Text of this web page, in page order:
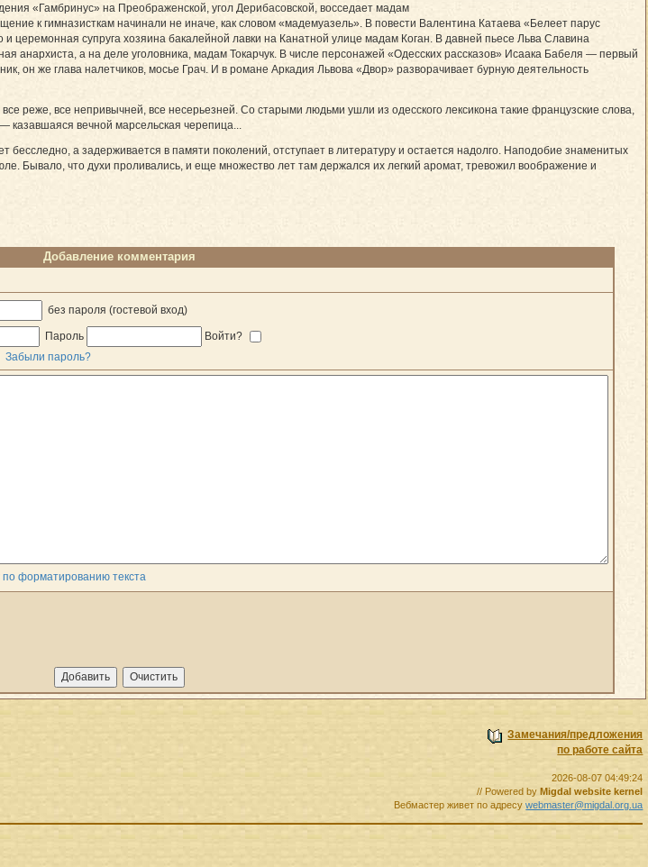
«Гамбринус» на Преображенской, угол Дерибасовской, восседает мадам
к гимназисткам начинали не иначе, как словом «мадемуазель». В повести Валентина Катаева «Белеет парус
церемонная супруга хозяина бакалейной лавки на Канатной улице мадам Коган. В давней пьесе Льва Славина
анархиста, а на деле уголовника, мадам Токарчук. В числе персонажей «Одесских рассказов» Исаака Бабеля — первый
он же глава налетчиков, мосье Грач. И в романе Аркадия Львова «Двор» разворачивает бурную деятельность
реже, все непривычней, все несерьезней. Со старыми людьми ушли из одесского лексикона такие французские слова,
вечной марсельская черепица...
а задерживается в памяти поколений, отступает в литературу и остается надолго. Наподобие знаменитых
Бывало, что духи проливались, и еще множество лет там держался их легкий аромат, тревожил воображение и
Добавление комментария
без пароля (гостевой вход)
Пароль
Войти?
Забыли пароль?
по форматированию текста
Замечания/предложения
по работе сайта
2026-08-07 04:49:24
// Powered by Migdal website kernel
Вебмастер живет по адресуwebmaster@migdal.org.ua